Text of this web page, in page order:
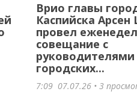
Врио главы
Каспийска
провел
совещание с
руководителями
городских...
7:09 07.07.26 • 3